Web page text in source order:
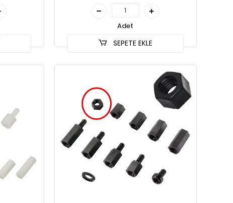
Adet
SEPETE EKLE